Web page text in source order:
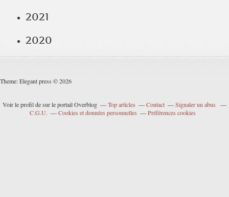
2021
2020
Theme: Elegant press © 2026
Voir le profil desur le portail Overblog Top articles Contact
Signaler un abus
C.G.U.
Cookies et données personnelles Préférences cookies